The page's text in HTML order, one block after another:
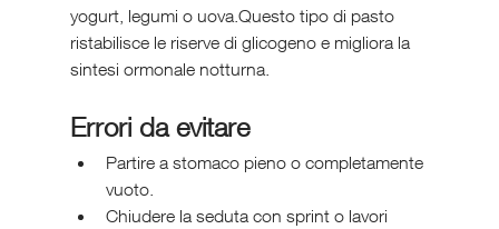
yogurt, legumi o uova.Questo tipo di pasto
ristabilisce le riserve di glicogeno e migliora la
sintesi ormonale notturna.
Errori da evitare
Partire a stomaco pieno o completamente
vuoto.
Chiudere la seduta con sprint o lavori